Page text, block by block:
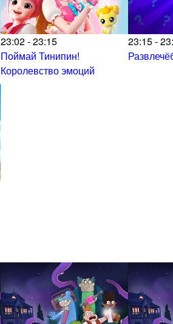
23:02 - 23:15
Поймай Тинипин!
Королевство эмоций
23:15 -